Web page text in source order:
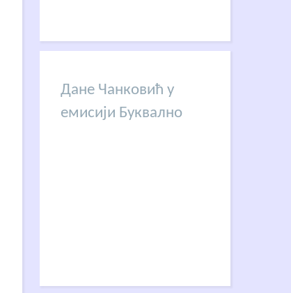
Дане Чанковић у
емисији Буквално